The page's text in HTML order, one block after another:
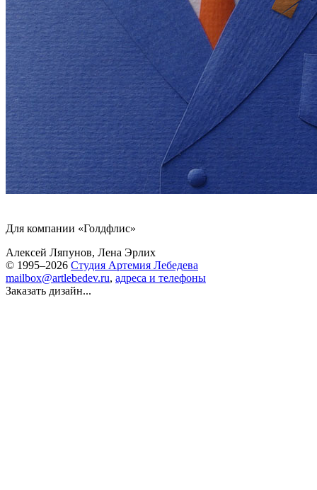
Для компании «Голдфлис»
Алексей Ляпунов, Лена Эрлих
© 1995–2026 Студия Артемия Лебедева
mailbox@artlebedev.ru, адреса и телефоны
Заказать дизайн...